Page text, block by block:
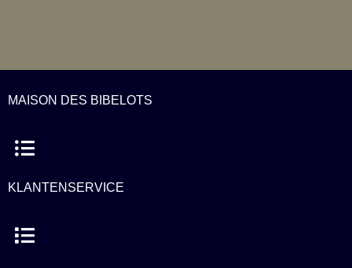
MAISON DES BIBELOTS
Menu
KLANTENSERVICE
Menu